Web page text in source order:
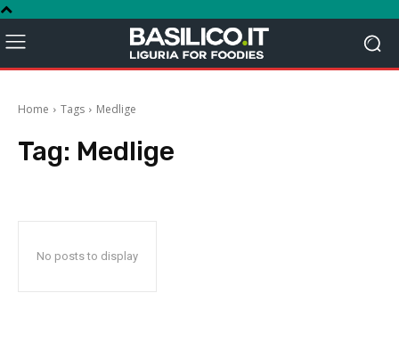
Home Tags Medlige
Tag: Medlige
No posts to display